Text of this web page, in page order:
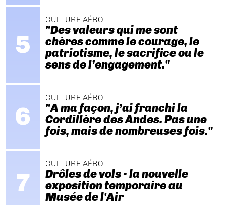
CULTURE AÉRO
"Des valeurs qui me sont
chères comme le courage, le
patriotisme, le sacrifice ou le
sens de l’engagement."
CULTURE AÉRO
"A ma façon, j’ai franchi la
Cordillère des Andes. Pas une
fois, mais de nombreuses fois."
CULTURE AÉRO
Drôles de vols - la nouvelle
exposition temporaire au
Musée de l'Air